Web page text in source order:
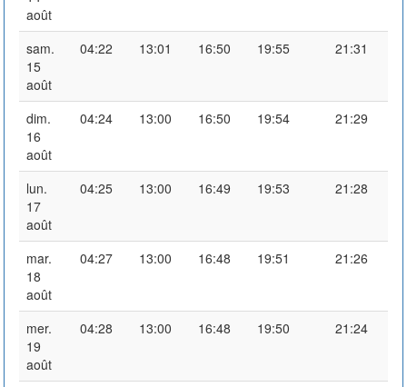
août
sam.
15
août
04:22 13:01 16:50 19:55 21:31
dim.
16
août
04:24 13:00 16:50 19:54 21:29
lun.
17
août
04:25 13:00 16:49 19:53 21:28
mar.
18
août
04:27 13:00 16:48 19:51 21:26
mer.
19
août
04:28 13:00 16:48 19:50 21:24